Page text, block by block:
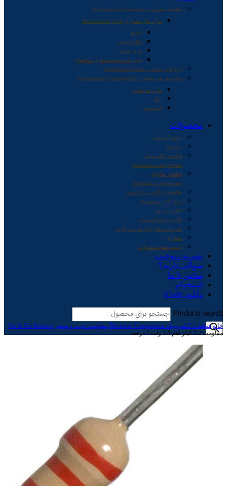
قطعات معماری Architectural Components
سازه های معماری Architectural Parts
آجرها
اقلام تزئینی
در و پنجره
تجهیزات هوشمندسازی ساختمان
ابزارهای معماری Architectural Tools
مواد مصرفی معماری Architectural Consumables
ملات ساختمانی
رنگ
فنداسیون
محصولات
صنایع آموزشی
ربات ها
قطعات الکترونیک
Electronic Components
قطعات مکانیک
Mechanic Components
خلاقیت اریگامی و کاردستی
ابزار آلات و تجهیزات
اقلام مصرفی
کتاب و منابع آموزشی
همه بسته های آموزشی-سرگرمی
معماری
لیست همه محصولات
نشریه ربوچیپ
سوالی دارید؟
تماس با ما
استخدام
دانلود iCode
Products search
خانه قطعات الکترونیک Electronic Components
مقاومت ثابت و متغیر Var & Fix Resistor
مقاومت 2.2 کیلو اهم 1/4 وات 5 درصد